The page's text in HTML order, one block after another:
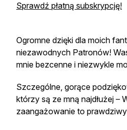
Sprawdź płatną subskrypcję!
Ogromne dzięki dla moich
niezawodnych Patronów!
mnie bezcenne i niezwykle
Szczególne, gorące
którzy są ze mną najdłużej –
zaangażowanie to